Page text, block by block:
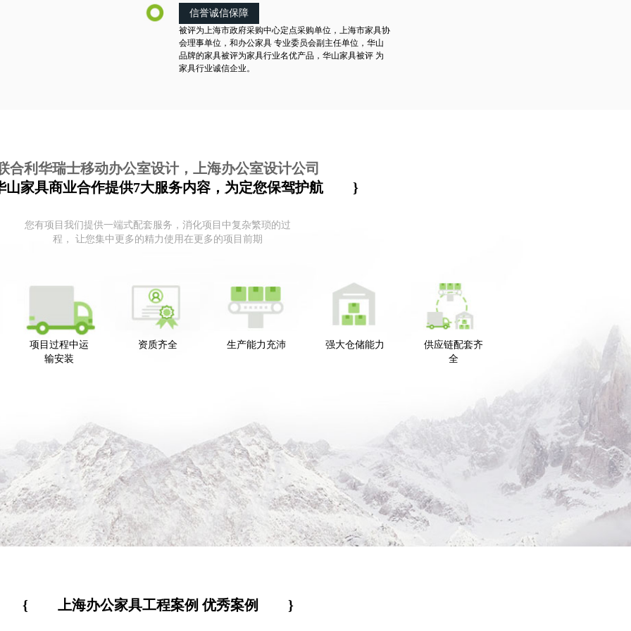
信誉诚信保障
被评为上海市政府采购中心定点采购单位，上海市家具协
会理事单位，和办公家具 专业委员会副主任单位，华山
品牌的家具被评为家具行业名优产品，华山家具被评 为
家具行业诚信企业。
合利华瑞士移动办公室设计，上海办公室设计公司
山家具商业合作提供7大服务内容，为定您保驾护航
}
您有项目我们提供一端式配套服务，消化项目中复杂繁琐的过
程， 让您集中更多的精力使用在更多的项目前期
项目过程中运
输安装
资质齐全 生产能力充沛 强大仓储能力
供应链配套齐
全
{ 上海办公家具工程案例 优秀案例 }